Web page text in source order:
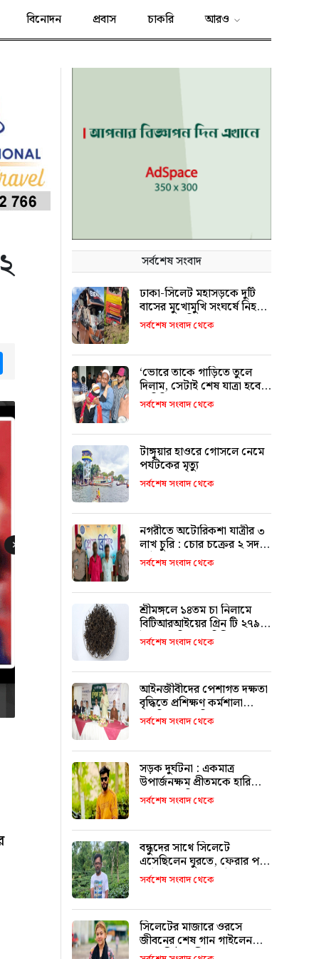
বিনোদন প্রবাস চাকরি আরও
সর্বশেষ সংবাদ
ঢাকা-সিলেট মহাসড়কে দুটি
বাসের মুখোমুখি সংঘর্ষে নিহত
৯ জনের পরিচয় শনাক্ত
সর্বশেষ সংবাদ থেকে
‘ভোরে তাকে গাড়িতে তুলে
দিলাম, সেটাই শেষ যাত্রা হবে
ভাবিনি’
সর্বশেষ সংবাদ থেকে
টাঙ্গুয়ার হাওরে গোসলে নেমে
পর্যটকের মৃত্যু
সর্বশেষ সংবাদ থেকে
নগরীতে অটোরিকশা যাত্রীর ৩
লাখ চুরি : চোর চক্রের ২ সদস্য
আটক
সর্বশেষ সংবাদ থেকে
শ্রীমঙ্গলে ১৪তম চা নিলামে
বিটিআরআইয়ের গ্রিন টি ২৭৯০
টাকা কেজি দরে বিক্রি
সর্বশেষ সংবাদ থেকে
আইনজীবীদের পেশাগত দক্ষতা
বৃদ্ধিতে প্রশিক্ষণ কর্মশালা
অপরিহার্য: এমপি এমরান
আহমদ চৌধুরী
সর্বশেষ সংবাদ থেকে
সড়ক দুর্ঘটনা : একমাত্র
উপার্জনক্ষম প্রীতমকে হারিয়ে
বাকরুদ্ধ পরিবার
সর্বশেষ সংবাদ থেকে
বন্ধুদের সাথে সিলেটে
এসেছিলেন ঘুরতে, ফেরার পথে
দুর্ঘটনায় মারা যান সাইফুল
সর্বশেষ সংবাদ থেকে
সিলেটের মাজারে ওরসে
জীবনের শেষ গান গাইলেন
পেহেলি ভৈরবী